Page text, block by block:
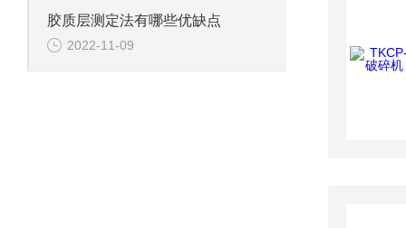
胶质层测定法有哪些优缺点
2022-11-09